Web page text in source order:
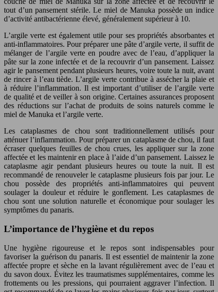
tout d’un pansement stérile. Le miel de Manuka possède un indice
d’activité antibactérienne élevé, généralement supérieur à 10.
L’argile verte est également utile pour ses propriétés absorbantes et
anti-inflammatoires. Pour préparer une pâte d’argile verte, il suffit de
mélanger de l’argile verte en poudre avec de l’eau, d’appliquer la
pâte sur la zone infectée et de la recouvrir d’un pansement. Laissez
agir le pansement pendant plusieurs heures, voire toute la nuit, avant
de rincer à l’eau tiède. L’argile verte contribue à assécher la plaie et
à réduire l’inflammation. Il est important d’utiliser de l’argile verte
de qualité et de veiller à son origine. Certaines assurances proposent
des réductions sur l’achat de produits de soins naturels comme le
miel de Manuka et l’argile verte.
Les cataplasmes de chou sont traditionnellement utilisés pour
atténuer l’inflammation. Pour préparer un cataplasme de chou, il faut
écraser quelques feuilles de chou crues, les appliquer sur la zone
affectée et les maintenir en place à l’aide d’un pansement. Laissez le
cataplasme agir pendant plusieurs heures ou toute la nuit. Il est
recommandé de renouveler le cataplasme plusieurs fois par jour. Le
chou possède des propriétés anti-inflammatoires qui peuvent
soulager la douleur et réduire le gonflement. Les cataplasmes de
chou sont une solution naturelle et économique pour soulager les
symptômes du panaris.
L’importance de l’hygiène et du repos
Une hygiène rigoureuse et le repos sont indispensables pour
favoriser la guérison du panaris. Il est essentiel de maintenir la zone
affectée propre et sèche en la lavant régulièrement avec de l’eau et
du savon doux. Évitez les traumatismes supplémentaires, comme les
frottements ou les pressions, qui pourraient aggraver l’infection. Il